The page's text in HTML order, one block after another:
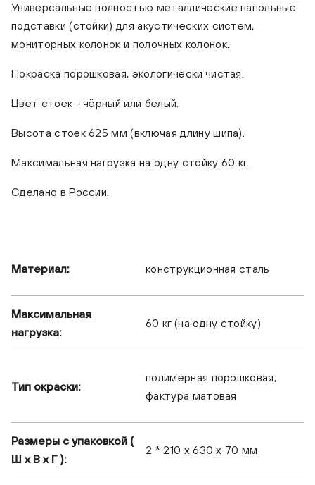
PREMIERA ST-2 BK
Универсальные полностью металлические напольные
подставки (стойки) для акустических систем,
мониторных колонок и полочных колонок.
Покраска порошковая, экологически чистая.
Цвет стоек - чёрный или белый.
Высота стоек 625 мм (включая длину шипа).
Максимальная нагрузка на одну стойку 60 кг.
Сделано в России.
Материал: конструкционная сталь
Максимальная
нагрузка:
60 кг (на одну стойку)
Тип окраски:
полимерная порошковая,
фактура матовая
Размеры с упаковкой (
Ш x В x Г ):
2 * 210 x 630 x 70 мм